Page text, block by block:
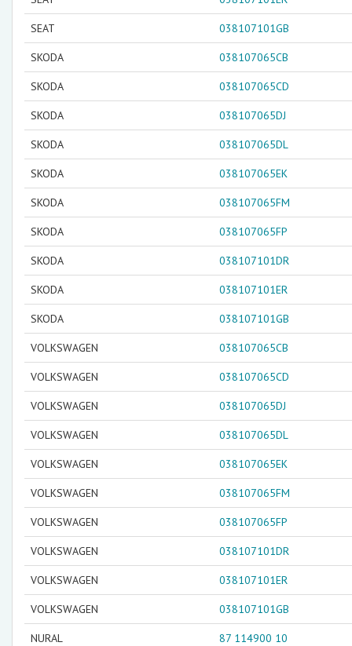
SEAT 038107101GB
SKODA 038107065CB
SKODA 038107065CD
SKODA 038107065DJ
SKODA 038107065DL
SKODA 038107065EK
SKODA 038107065FM
SKODA 038107065FP
SKODA 038107101DR
SKODA 038107101ER
SKODA 038107101GB
VOLKSWAGEN 038107065CB
VOLKSWAGEN 038107065CD
VOLKSWAGEN 038107065DJ
VOLKSWAGEN 038107065DL
VOLKSWAGEN 038107065EK
VOLKSWAGEN 038107065FM
VOLKSWAGEN 038107065FP
VOLKSWAGEN 038107101DR
VOLKSWAGEN 038107101ER
VOLKSWAGEN 038107101GB
NURAL 87 114900 10